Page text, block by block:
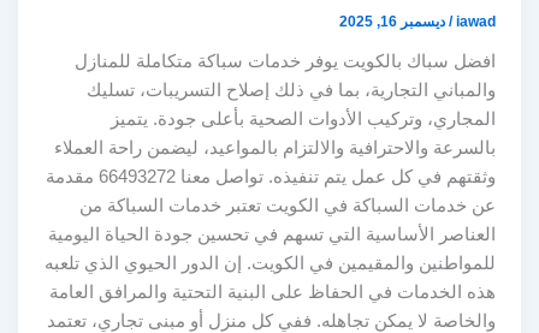
iawad
/ديسمبر 16, 2025
افضل سباك بالكويت يوفر خدمات سباكة متكاملة للمنازل
والمباني التجارية، بما في ذلك إصلاح التسريبات، تسليك
المجاري، وتركيب الأدوات الصحية بأعلى جودة. يتميز
بالسرعة والاحترافية والالتزام بالمواعيد، ليضمن راحة العملاء
وثقتهم في كل عمل يتم تنفيذه. تواصل معنا 66493272 مقدمة
عن خدمات السباكة في الكويت تعتبر خدمات السباكة من
العناصر الأساسية التي تسهم في تحسين جودة الحياة اليومية
للمواطنين والمقيمين في الكويت. إن الدور الحيوي الذي تلعبه
هذه الخدمات في الحفاظ على البنية التحتية والمرافق العامة
والخاصة لا يمكن تجاهله. ففي كل منزل أو مبنى تجاري، تعتمد